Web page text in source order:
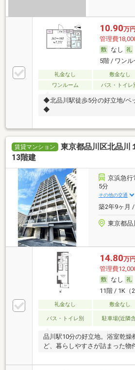
10.90万円
管理費
なし
5階 / ワン
礼金なし 敷金なし
ワンルーム
バス・トイレ
◆北品川駅徒歩5分の好立地/ペ
◆
賃貸マンション
東京都品川区北品川
13階建
京浜急行
5分
その他の交通
築2年9ヶ月
東京都品
14.80万円
管理費
なし
11階 / 1K（
礼金なし 敷金なし
バス・トイレ別 駐車場(近隣
品川駅10分の好立地。浴室乾燥
ど、暮らしやすさが詰まった物